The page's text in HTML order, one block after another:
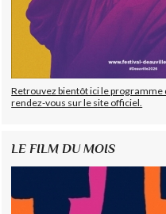
Retrouvez bientôt ici le
rendez-vous sur le site officiel.
LE FILM DU MOIS